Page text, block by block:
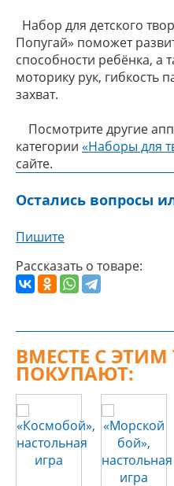
Набор для детского
Попугай» поможет
способности ребёнка, а
моторику рук, гибкость
захват.
Посмотрите другие
категории «Наборы для
сайте.
Остались вопросы
Пишите
Рассказать о товаре:
ВМЕСТЕ С
ПОКУПАЮТ: